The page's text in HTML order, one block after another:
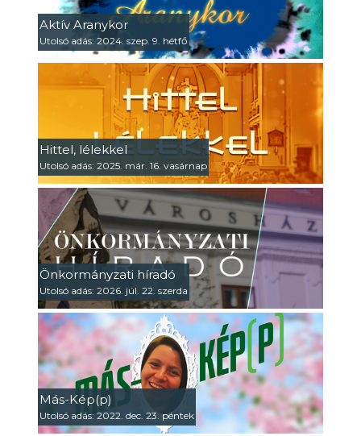
Aktív Aranykor
Utolsó adás: 2024. szep. 9. hétfő
Hittel, lélekkel
Utolsó adás: 2025. már. 16. vasárnap
Önkormányzati híradó
Utolsó adás: 2026. júl. 22. szerda
Más-Kép(p)
Utolsó adás: 2022. dec. 23. péntek